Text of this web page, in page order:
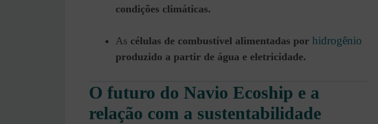
condições climáticas.
As células de combustível alimentadas por hidrogênio
produzido a partir de água e eletricidade.
O futuro do Navio Ecoship e a
relação com a sustentabilidade